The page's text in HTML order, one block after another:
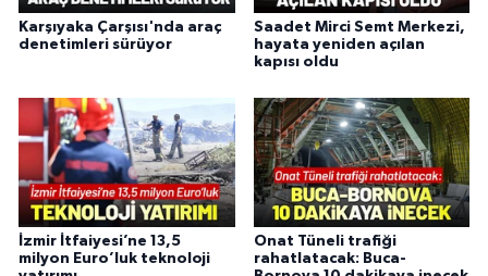
Karşıyaka Çarşısı'nda araç
denetimleri sürüyor
Saadet Mirci Semt Merkezi,
hayata yeniden açılan
kapısı oldu
İzmir İtfaiyesi’ne 13,5
milyon Euro’luk teknoloji
Onat Tüneli trafiği
rahatlatacak: Buca-